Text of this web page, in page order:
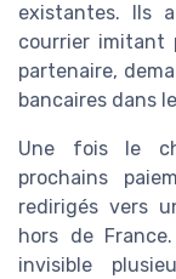
existantes. Ils
courrier imitant
partenaire,
bancaires dans
Une fois le
prochains
redirigés vers
hors de
invisible